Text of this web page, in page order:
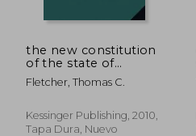
the new constitution
of the state of
missouri (1865) (en
Inglés)
Fletcher, Thomas C.
Kessinger Publishing, 2010,
Tapa Dura, Nuevo